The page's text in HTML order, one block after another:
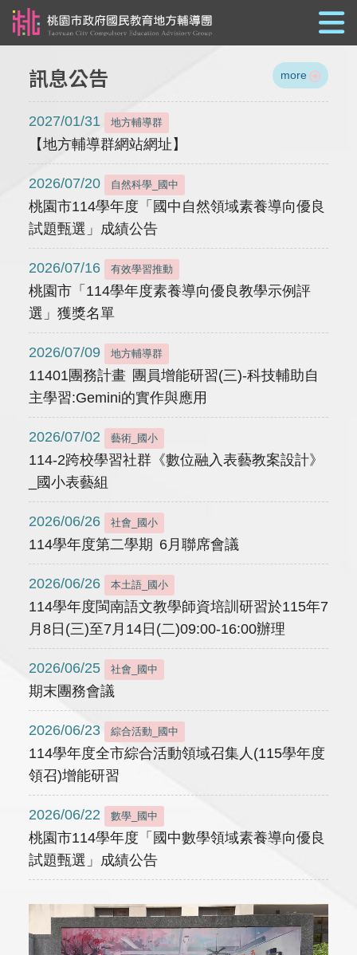
訊息公告 more
2027/01/31 地方輔導群
【地方輔導群網站網址】
2026/07/20 自然科學_國中
桃園市114學年度「國中自然領域素養導向優良
試題甄選」成績公告
2026/07/16 有效學習推動
桃園市「114學年度素養導向優良教學示例評
選」獲獎名單
2026/07/09 地方輔導群
11401團務計畫 團員增能研習(三)-科技輔助自
主學習:Gemini的實作與應用
2026/07/02 藝術_國小
114-2跨校學習社群《數位融入表藝教案設計》
_國小表藝組
2026/06/26 社會_國小
114學年度第二學期 6月聯席會議
2026/06/26 本土語_國小
114學年度閩南語文教學師資培訓研習於115年7
月8日(三)至7月14日(二)09:00-16:00辦理
2026/06/25 社會_國中
期末團務會議
2026/06/23 綜合活動_國中
114學年度全市綜合活動領域召集人(115學年度
領召)增能研習
2026/06/22 數學_國中
桃園市114學年度「國中數學領域素養導向優良
試題甄選」成績公告